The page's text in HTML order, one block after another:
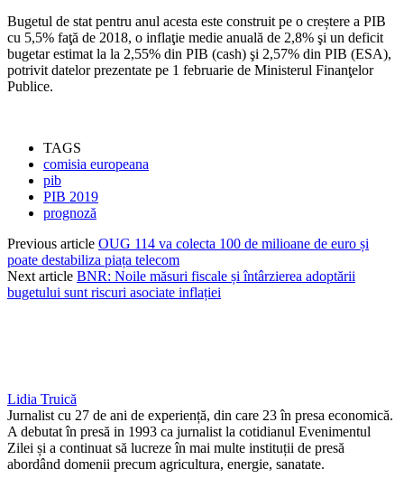
Bugetul de stat pentru anul acesta este construit pe o creștere a PIB
cu 5,5% faţă de 2018, o inflaţie medie anuală de 2,8% şi un deficit
bugetar estimat la la 2,55% din PIB (cash) şi 2,57% din PIB (ESA),
potrivit datelor prezentate pe 1 februarie de Ministerul Finanţelor
Publice.
TAGS
comisia europeana
pib
PIB 2019
prognoză
Previous article OUG 114 va colecta 100 de milioane de euro și
poate destabiliza piața telecom
Next article BNR: Noile măsuri fiscale și întârzierea adoptării
bugetului sunt riscuri asociate inflației
Lidia Truică
Jurnalist cu 27 de ani de experiență, din care 23 în presa economică.
A debutat în presă in 1993 ca jurnalist la cotidianul Evenimentul
Zilei și a continuat să lucreze în mai multe instituții de presă
abordând domenii precum agricultura, energie, sanatate.